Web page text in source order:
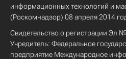
информационных технологий и
(Роскомнадзор) 08 апреля 2014
Свидетельство о регистрации Эл
Учредитель: Федеральное
предприятие Международное